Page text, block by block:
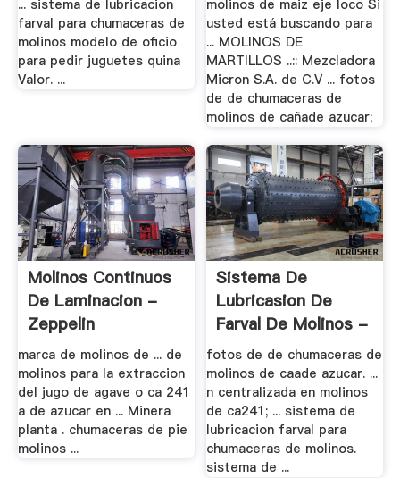
... sistema de lubricacion
farval para chumaceras de
molinos modelo de oficio
para pedir juguetes quina
Valor. ...
molinos de maiz eje loco Si
usted está buscando para
... MOLINOS DE
MARTILLOS ..:: Mezcladora
Micron S.A. de C.V ... fotos
de de chumaceras de
molinos de cañade azucar;
Molinos Continuos
De Laminacion -
Zeppelin
marca de molinos de ... de
molinos para la extraccion
del jugo de agave o ca 241
a de azucar en ... Minera
planta . chumaceras de pie
molinos ...
Sistema De
Lubricasion De
Farval De Molinos -
.
fotos de de chumaceras de
molinos de caade azucar. ...
n centralizada en molinos
de ca241; ... sistema de
lubricacion farval para
chumaceras de molinos.
sistema de ...